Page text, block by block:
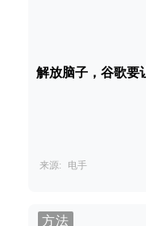
解放脑子，谷歌要
来源: 电手
方法